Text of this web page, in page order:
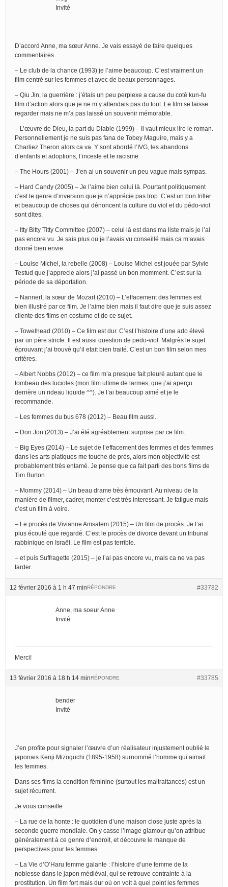
Invité
D’accord Anne, ma sœur Anne. Je vais essayé de faire quelques
commentaires.
– Le club de la chance (1993) je l’aime beaucoup. C’est vraiment un
film centré sur les femmes et avec de beaux personnages.
– Qiu Jin, la guerrière : j’étais un peu perplexe a cause du coté kun-fu
film d’action alors que je ne m’y attendais pas du tout. Le film se laisse
regarder mais ne m’a pas laissé un souvenir mémorable.
– L’œuvre de Dieu, la part du Diable (1999) – Il vaut mieux lire le roman.
Personnellement je ne suis pas fana de Tobey Maguire, mais y a
Charliez Theron alors ca va. Y sont abordé l’IVG, les abandons
d’enfants et adoptions, l’inceste et le racisme.
– The Hours (2001) – J’en ai un souvenir un peu vague mais sympas.
– Hard Candy (2005) – Je l’aime bien celui là. Pourtant politiquement
c’est le genre d’inversion que je n’apprécie pas trop. C’est un bon triller
et beaucoup de choses qui dénoncent la culture du viol et du pédo-viol
sont dites.
– Itty Bitty Titty Committee (2007) – celui là est dans ma liste mais je l’ai
pas encore vu. Je sais plus ou je l’avais vu conseillé mais ca m’avais
donné bien envie.
– Louise Michel, la rebelle (2008) – Louise Michel est jouée par Sylvie
Testud que j’apprecie alors j’ai passé un bon momment. C’est sur la
période de sa déportation.
– Nannerl, la sœur de Mozart (2010) – L’effacement des femmes est
bien illustré par ce film. Je l’aime bien mais il faut dire que je suis assez
cliente des films en costume et de ce sujet.
– Towelhead (2010) – Ce film est dur. C’est l’histoire d’une ado élevé
par un père stricte. Il est aussi question de pedo-viol. Malgrès le sujet
éprouvant j’ai trouvé qu’il etait bien traité. C’est un bon film selon mes
critères.
– Albert Nobbs (2012) – ce film m’a presque fait pleuré autant que le
tombeau des lucioles (mon film ultime de larmes, que j’ai aperçu
derrière un rideau liquide ^^). Je l’ai beaucoup aimé et je le
recommande.
– Les femmes du bus 678 (2012) – Beau film aussi.
– Don Jon (2013) – J’ai été agréablement surprise par ce film.
– Big Eyes (2014) – Le sujet de l’effacement des femmes et des femmes
dans les arts platiques me touche de près, alors mon objectivité est
probablement très entamé. Je pense que ca fait parti des bons films de
Tim Burton.
– Mommy (2014) – Un beau drame très émouvant. Au niveau de la
manière de filmer, cadrer, monter c’est très interessant. Je fatigue mais
c’est un film à voire.
– Le procès de Vivianne Amsalem (2015) – Un film de procès. Je l’ai
plus écouté que regardé. C’est le procès de divorce devant un tribunal
rabbinique en Israël. Le film est pas terrible.
– et puis Suffragette (2015) – je l’ai pas encore vu, mais ca ne va pas
tarder.
12 février 2016 à 1 h 47 min #33782
RÉPONDRE
Anne, ma soeur Anne
Invité
Merci!
13 février 2016 à 18 h 14 min #33785
RÉPONDRE
bender
Invité
J’en profite pour signaler l’œuvre d’un réalisateur injustement oublié le
japonais Kenji Mizoguchi (1895-1958) surnommé l’homme qui aimait
les femmes.
Dans ses films la condition féminine (surtout les maltraitances) est un
sujet récurrent.
Je vous conseille :
– La rue de la honte : le quotidien d’une maison close juste après la
seconde guerre mondiale. On y casse l’image glamour qu’on attribue
généralement à ce genre d’endroit, et découvre le manque de
perspectives pour les femmes
– La Vie d’O’Haru femme galante : l’histoire d’une femme de la
noblesse dans le japon médiéval, qui se retrouve contrainte à la
prostitution. Un film fort mais dur où on voit à quel point les femmes